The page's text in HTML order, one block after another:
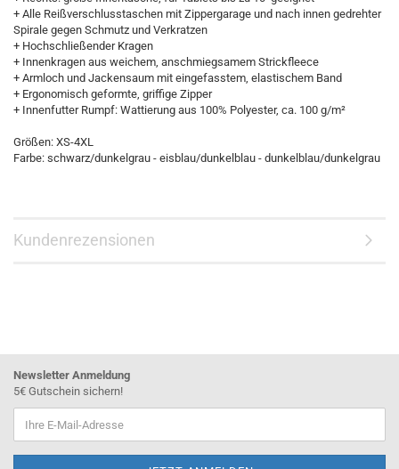
+ Alle Reißverschlusstaschen mit Zippergarage und nach innen gedrehter
Spirale gegen Schmutz und Verkratzen
+ Hochschließender Kragen
+ Innenkragen aus weichem, anschmiegsamem Strickfleece
+ Armloch und Jackensaum mit eingefasstem, elastischem Band
+ Ergonomisch geformte, griffige Zipper
+ Innenfutter Rumpf: Wattierung aus 100% Polyester, ca. 100 g/m²
Größen: XS-4XL
Farbe: schwarz/dunkelgrau - eisblau/dunkelblau - dunkelblau/dunkelgrau
Kundenrezensionen
Newsletter Anmeldung
5€ Gutschein sichern!